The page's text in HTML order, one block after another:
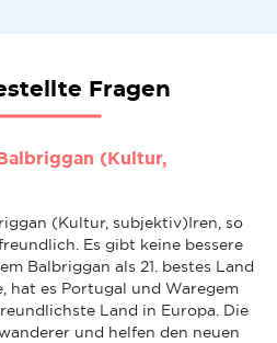
Fragen
(Kultur,
(Kultur, subjektiv)Iren, so
Es gibt keine bessere
Balbriggan als 21. bestes Land
hat es Portugal und Waregem
Land in Europa. Die
und helfen den neuen